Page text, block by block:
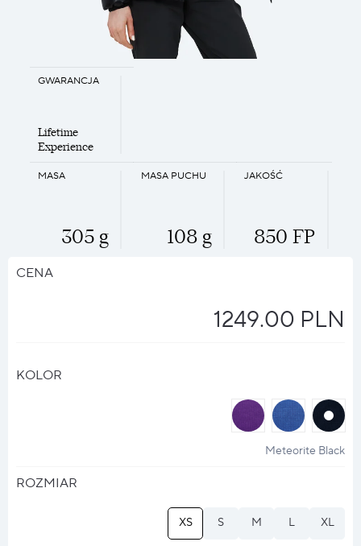
MASA
305 g
JAKOŚĆ
850 FP
MASA PUCHU
108 g
GWARANCJA
Lifetime
Experience
CENA
1249.00 PLN
KOLOR
halo
halo
halo
?
Meteorite Black
ROZMIAR
XL
L
M
S
XS